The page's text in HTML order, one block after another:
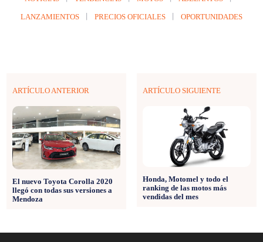
LANZAMIENTOS PRECIOS OFICIALES OPORTUNIDADES
ARTÍCULO ANTERIOR
El nuevo Toyota Corolla 2020
llegó con todas sus versiones a
Mendoza
ARTÍCULO SIGUIENTE
Honda, Motomel y todo el
ranking de las motos más
vendidas del mes